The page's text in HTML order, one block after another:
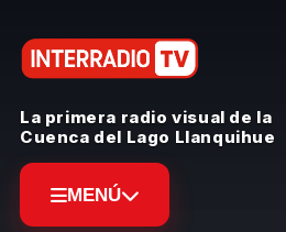
La primera radio visual de la
Cuenca del Lago Llanquihue
MENÚ